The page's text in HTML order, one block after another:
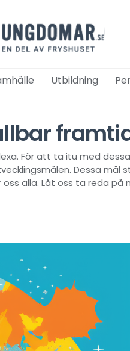
Utbildning
För att ta itu med
Dessa
alla. Låt oss ta reda